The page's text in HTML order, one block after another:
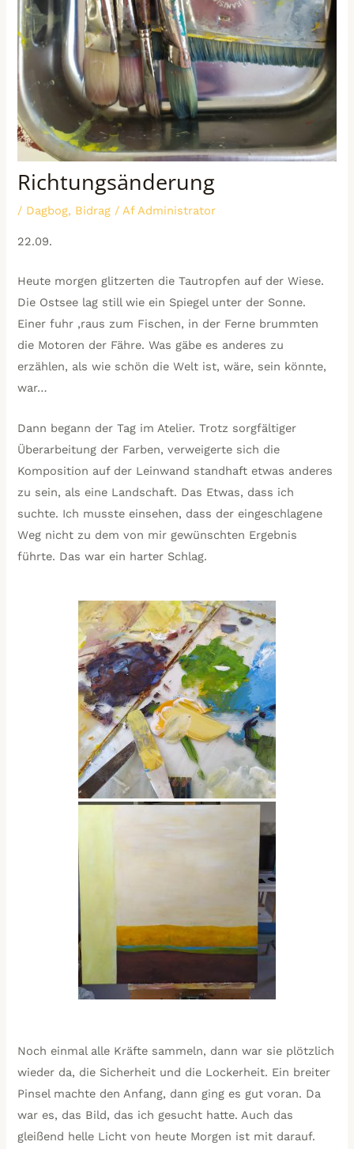
Richtungsänderung
/ Dagbog, Bidrag / AfAdministrator
22.09.
Heute morgen glitzerten die Tautropfen auf der Wiese.
Die Ostsee lag still wie ein Spiegel unter der Sonne.
Einer fuhr ‚raus zum Fischen, in der Ferne brummten
die Motoren der Fähre. Was gäbe es anderes zu
erzählen, als wie schön die Welt ist, wäre, sein könnte,
war…
Dann begann der Tag im Atelier. Trotz sorgfältiger
Überarbeitung der Farben, verweigerte sich die
Komposition auf der Leinwand standhaft etwas anderes
zu sein, als eine Landschaft. Das Etwas, dass ich
suchte. Ich musste einsehen, dass der eingeschlagene
Weg nicht zu dem von mir gewünschten Ergebnis
führte. Das war ein harter Schlag.
Noch einmal alle Kräfte sammeln, dann war sie plötzlich
wieder da, die Sicherheit und die Lockerheit. Ein breiter
Pinsel machte den Anfang, dann ging es gut voran. Da
war es, das Bild, das ich gesucht hatte. Auch das
gleißend helle Licht von heute Morgen ist mit darauf.